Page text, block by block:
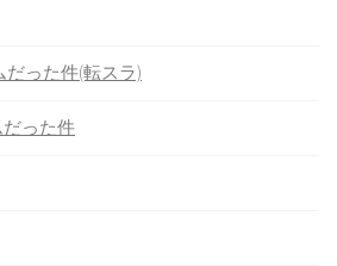
った件(転スラ)
った件